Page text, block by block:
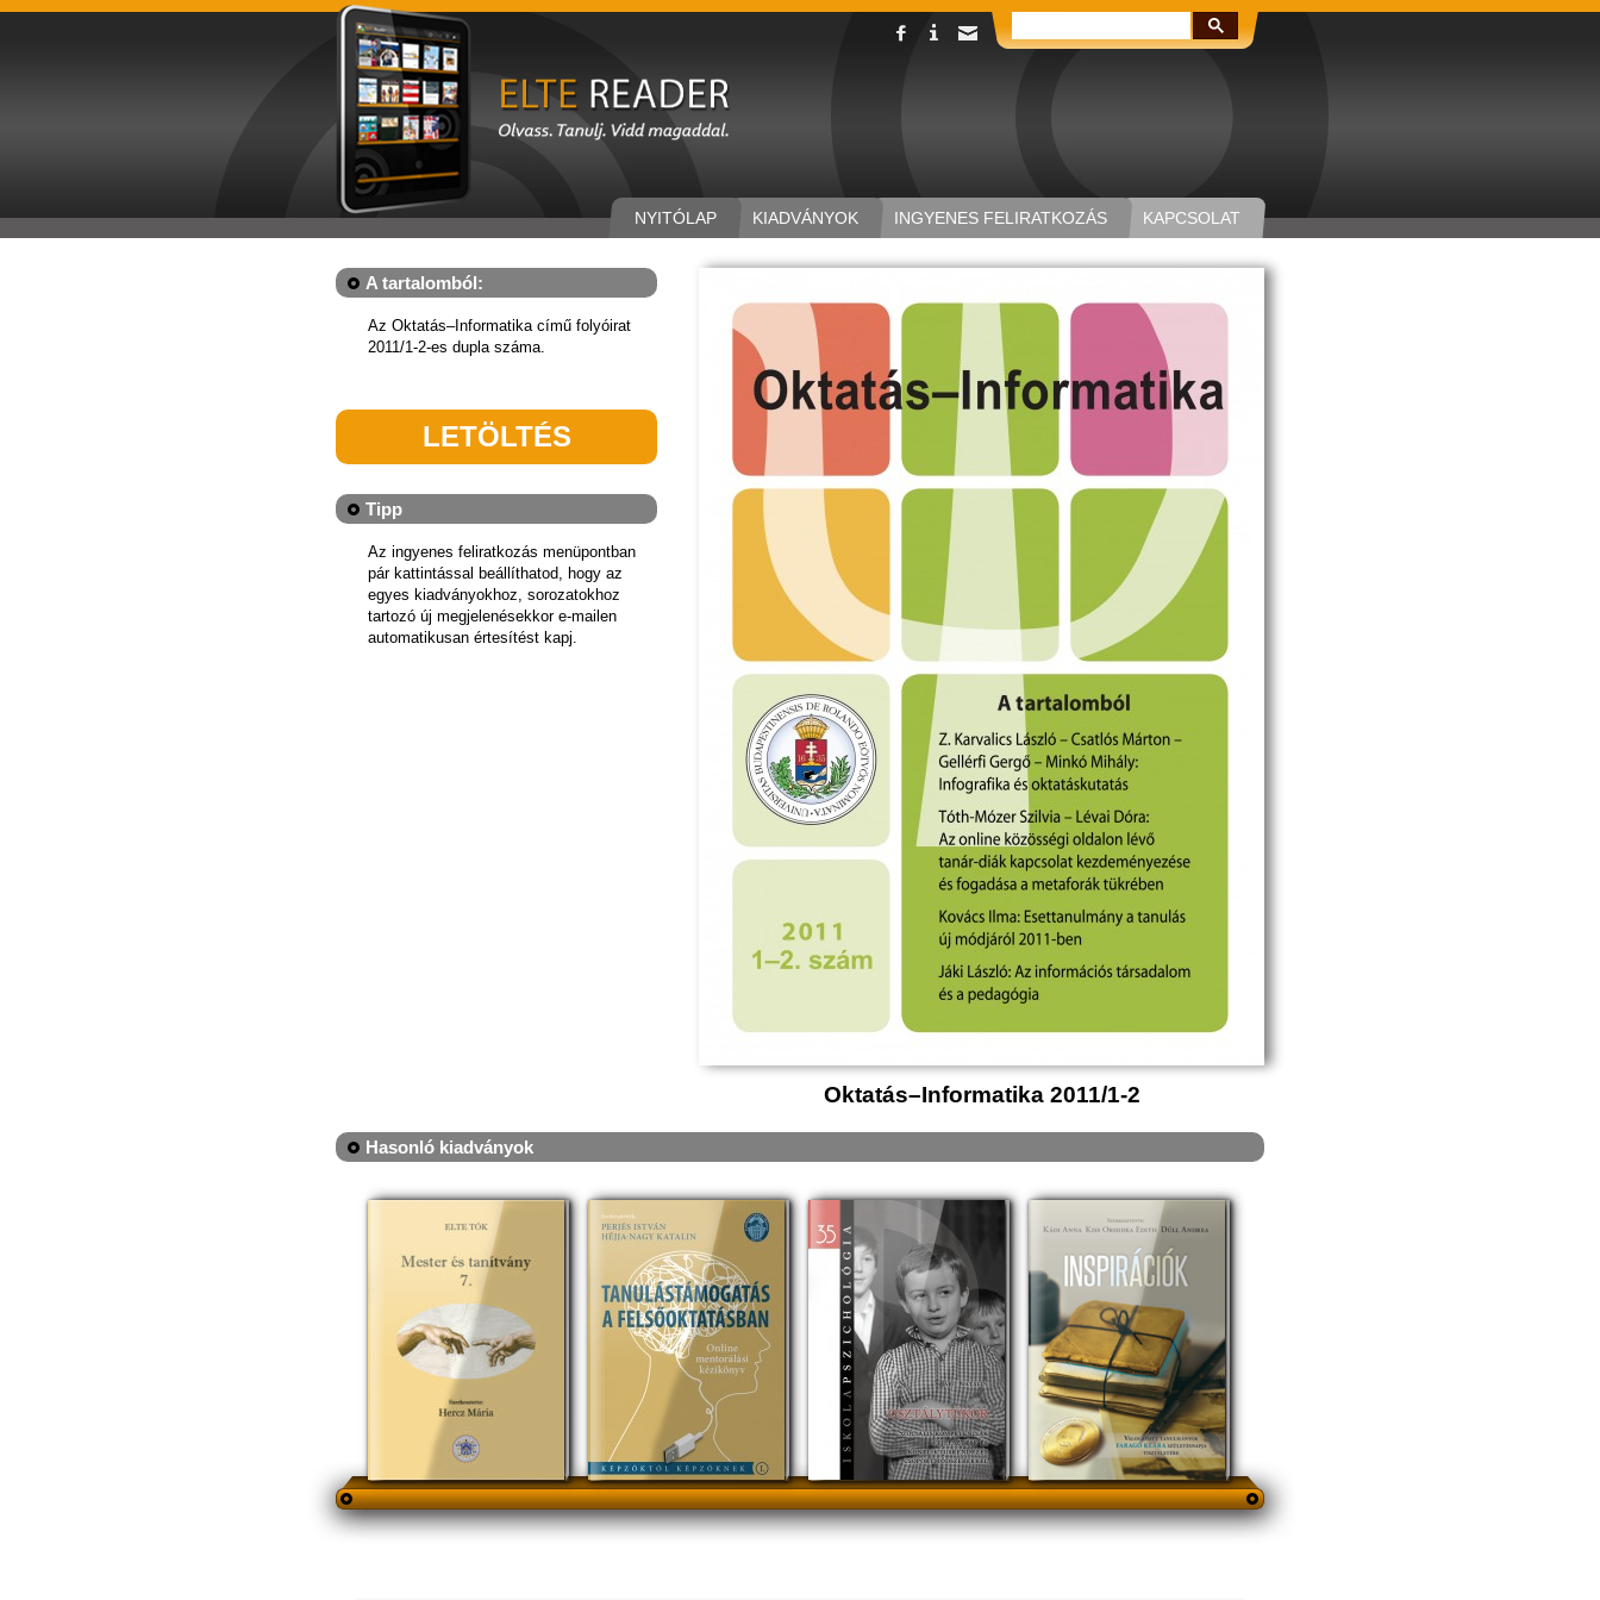
KAPCSOLAT
INGYENES FELIRATKOZÁS
KIADVÁNYOK
NYITÓLAP
A tartalomból:
Az Oktatás–Informatika című folyóirat
2011/1-2-es dupla száma.
LETÖLTÉS
Tipp
Az ingyenes feliratkozás menüpontban
pár kattintással beállíthatod, hogy az
egyes kiadványokhoz, sorozatokhoz
tartozó új megjelenésekkor e-mailen
automatikusan értesítést kapj.
Oktatás–Informatika 2011/1-2
Hasonló kiadványok